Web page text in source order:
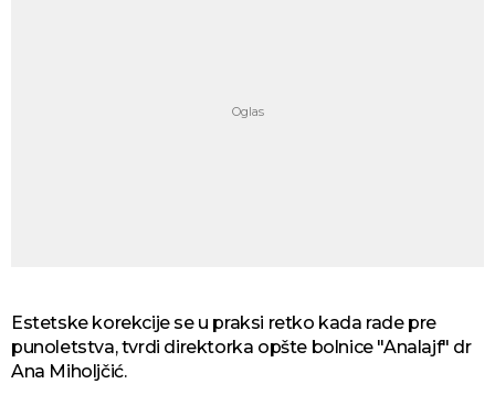
Estetske korekcije se u praksi retko kada rade pre
punoletstva, tvrdi direktorka opšte bolnice "Analajf" dr
Ana Miholjčić.